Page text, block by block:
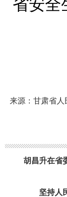
省安全
来源：甘肃省人
胡昌升在省
坚持人